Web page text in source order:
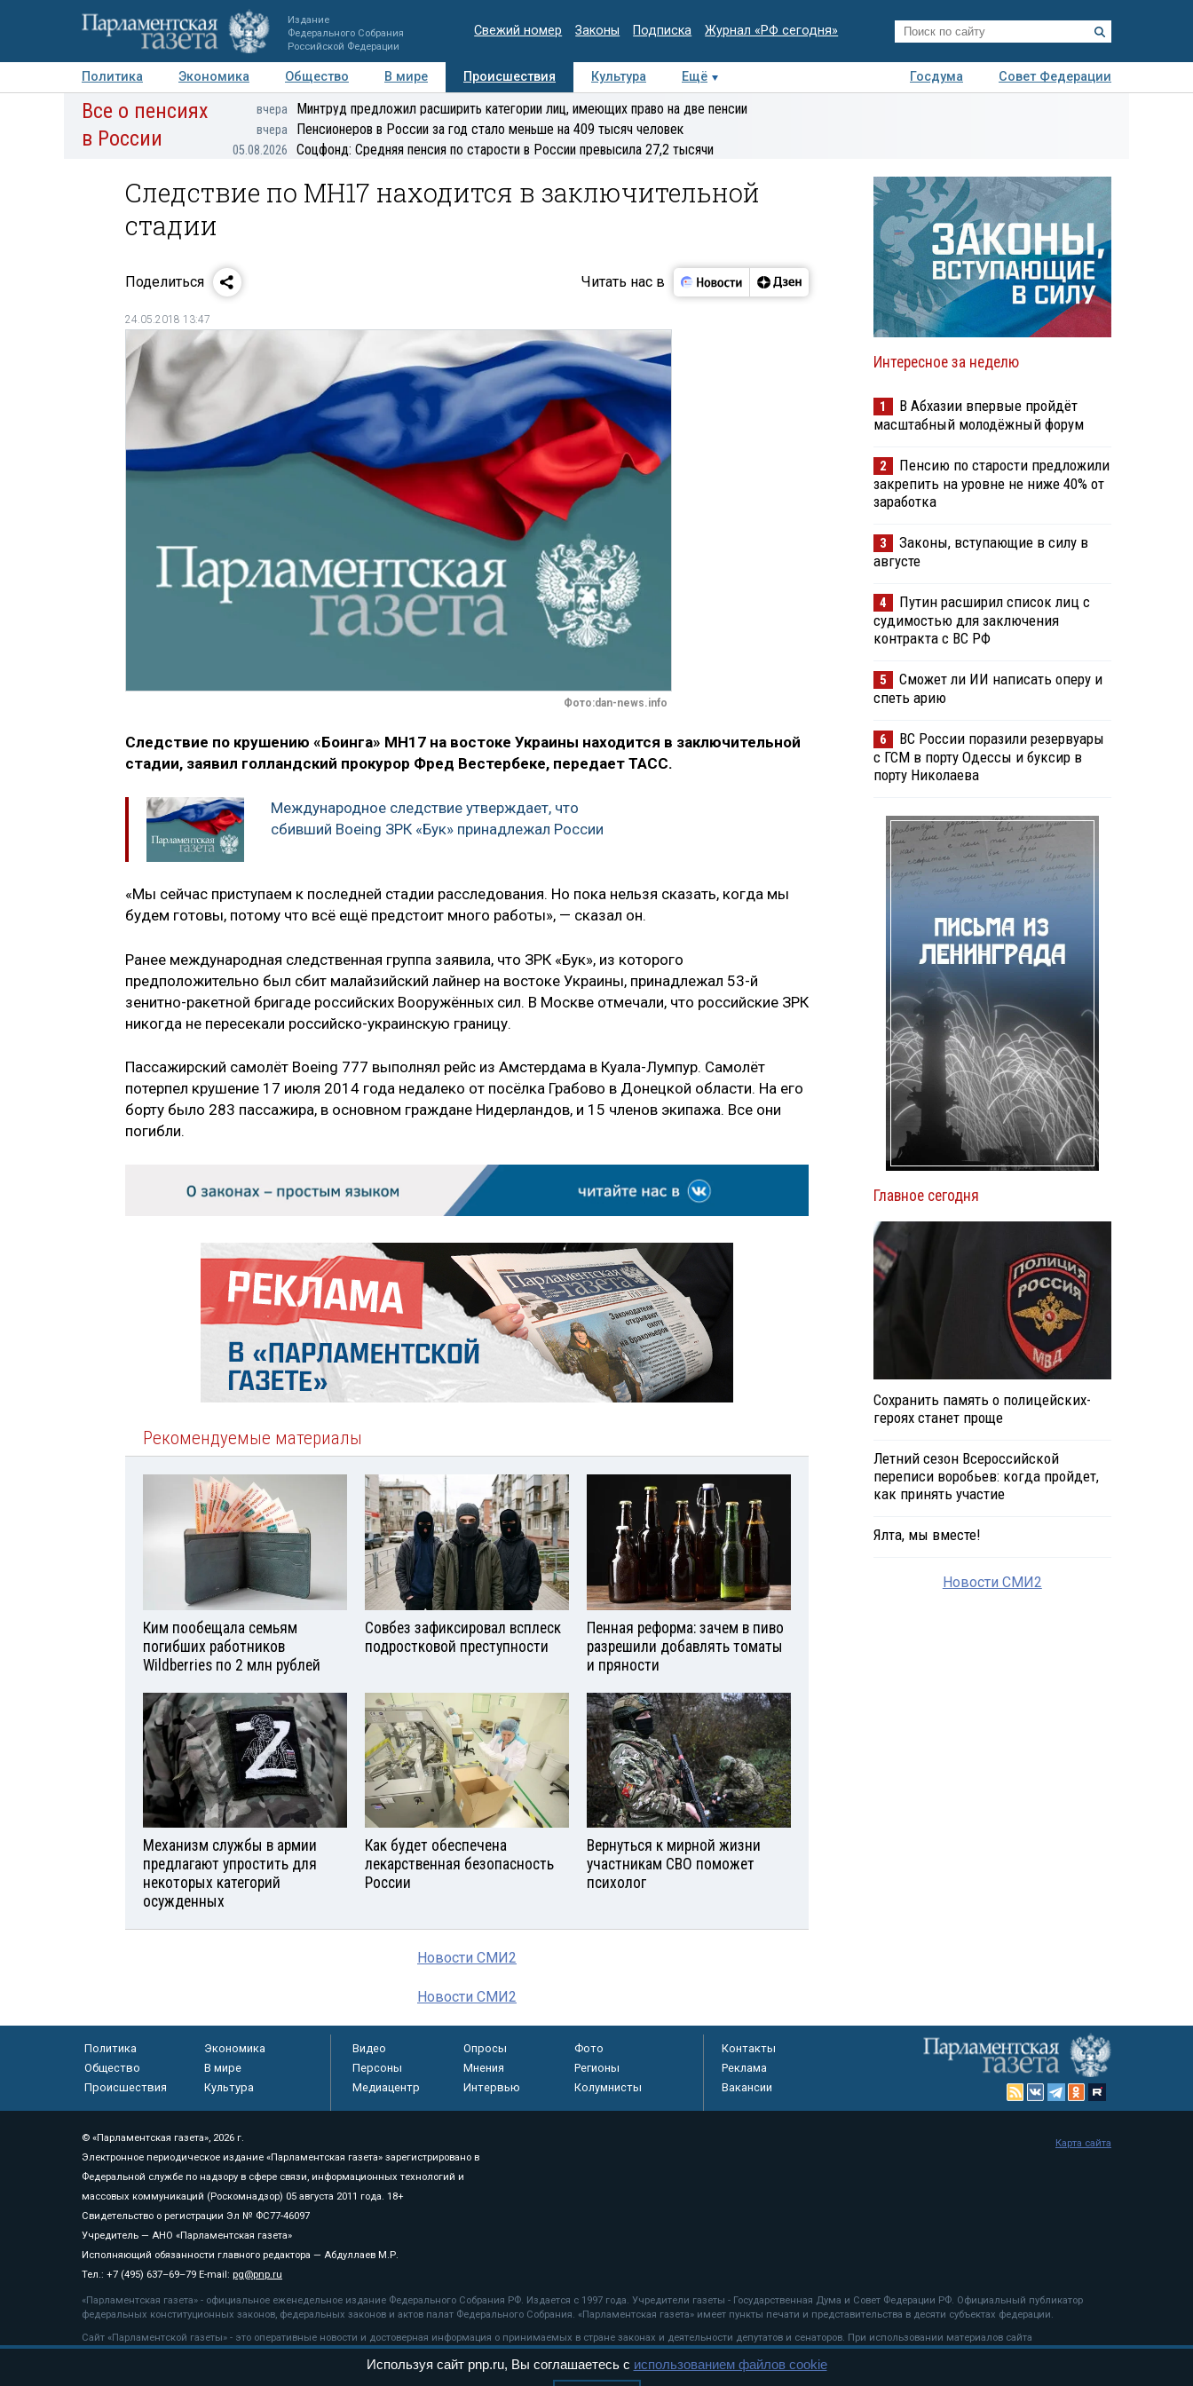
Издание
Федерального Собрания
Российской Федерации
Свежий номер Законы Подписка Журнал «РФ сегодня»
Политика Экономика Общество В мире Происшествия Культура Ещё Госдума
Совет Федерации
Авторы Персоны Мнения Регионы Медиацентр Интервью Колумнисты
Деловая
Все о пенсиях
в России
вчера Минтруд предложил расширить категории лиц, имеющих право на две пенсии
вчера Пенсионеров в России за год стало меньше на 409 тысяч человек
05.08.2026 Соцфонд: Средняя пенсия по старости в России превысила 27,2 тысячи
Следствие по MH17 находится в заключительной
стадии
Поделиться Читать нас в
24.05.2018 13:47
Фото:dan-news.info
Следствие по крушению «Боинга» MH17 на востоке Украины находится в заключительной
стадии, заявил голландский прокурор Фред Вестербеке, передает ТАСС.
Международное следствие утверждает, что
сбивший Boeing ЗРК «Бук» принадлежал России
«Мы сейчас приступаем к последней стадии расследования. Но пока нельзя сказать, когда мы
будем готовы, потому что всё ещё предстоит много работы», — сказал он.
Ранее международная следственная группа заявила, что ЗРК «Бук», из которого
предположительно был сбит малайзийский лайнер на востоке Украины, принадлежал 53-й
зенитно-ракетной бригаде российских Вооружённых сил. В Москве отмечали, что российские ЗРК
никогда не пересекали российско-украинскую границу.
Пассажирский самолёт Boeing 777 выполнял рейс из Амстердама в Куала-Лумпур. Самолёт
потерпел крушение 17 июля 2014 года недалеко от посёлка Грабово в Донецкой области. На его
борту было 283 пассажира, в основном граждане Нидерландов, и 15 членов экипажа. Все они
погибли.
Рекомендуемые материалы
Ким пообещала семьям
погибших работников
Wildberries по 2 млн рублей
Совбез зафиксировал всплеск
подростковой преступности
Пенная реформа: зачем в пиво
разрешили добавлять томаты
и пряности
Механизм службы в армии
предлагают упростить для
некоторых категорий
осужденных
Как будет обеспечена
лекарственная безопасность
России
Вернуться к мирной жизни
участникам СВО поможет
психолог
Новости СМИ2
Новости СМИ2
Интересное за неделю
1
В Абхазии впервые пройдёт
масштабный молодёжный форум
2
Пенсию по старости предложили
закрепить на уровне не ниже 40% от
заработка
3
Законы, вступающие в силу в
августе
4
Путин расширил список лиц с
судимостью для заключения
контракта с ВС РФ
5
Сможет ли ИИ написать оперу и
спеть арию
6
ВС России поразили резервуары
с ГСМ в порту Одессы и буксир в
порту Николаева
Главное сегодня
Сохранить память о полицейских-
героях станет проще
Летний сезон Всероссийской
переписи воробьев: когда пройдет,
как принять участие
Ялта, мы вместе!
Новости СМИ2
Политика
Экономика
Общество
В мире
Происшествия
Культура
Видео Опросы
Фото
Персоны
Мнения
Регионы
Медиацентр
Интервью Колумнисты
Контакты
Реклама
Вакансии
© «Парламентская газета», 2026 г.
Электронное периодическое издание «Парламентская газета» зарегистрировано в
Федеральной службе по надзору в сфере связи, информационных технологий и
массовых коммуникаций (Роскомнадзор) 05 августа 2011 года. 18+
Свидетельство о регистрации Эл № ФС77-46097
Учредитель — АНО «Парламентская газета»
Исполняющий обязанности главного редактора — Абдуллаев М.Р.
Тел.: +7 (495) 637–69–79 E-mail: pg@pnp.ru
«Парламентская газета» - официальное еженедельное издание Федерального Собрания РФ. Издается с 1997 года. Учредители газеты - Государственная Дума и Совет Федерации РФ. Официальный публикатор
федеральных конституционных законов, федеральных законов и актов палат Федерального Собрания. «Парламентская газета» имеет пункты печати и представительства в десяти субъектах федерации.
Сайт «Парламентской газеты» - это оперативные новости и достоверная информация о принимаемых в стране законах и деятельности депутатов и сенаторов. При использовании материалов сайта
«Парламентской газеты» активная ссылка на pnp.ru обязательна.
рекомендательные технологии
Карта сайта
Используя сайт pnp.ru, Вы соглашаетесь с использованием файлов cookie